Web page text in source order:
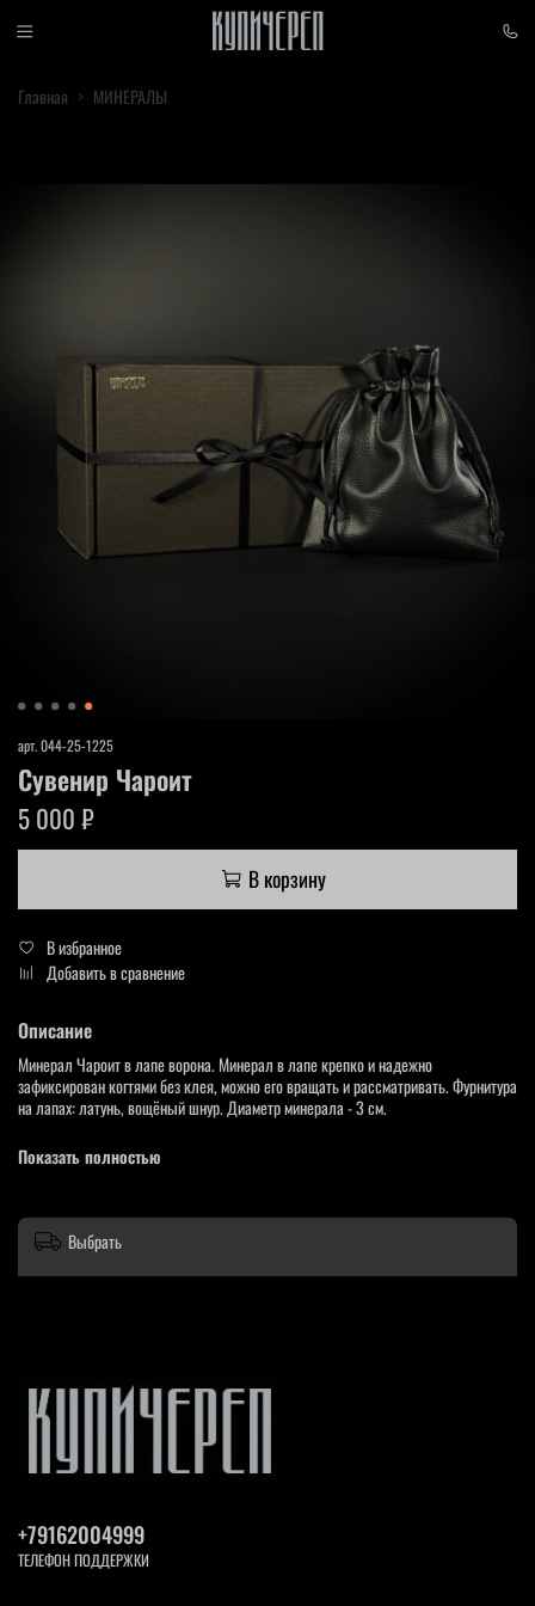
Главная МИНЕРАЛЫ
арт.044-25-1225
Сувенир Чароит
5 000 ₽
В корзину
В избранное
Добавить в сравнение
Описание
Минерал Чароит в лапе ворона. Минерал в лапе крепко и надежно
зафиксирован когтями без клея, можно его вращать и рассматривать. Фурнитура
на лапах: латунь, вощёный шнур. Диаметр минерала - 3 см.
Мы оформили сувенир в коробку с атласной лентой, чтобы вы смогли сделать
подарок себе или кому-то.
вы покупаете именно то, что видите на фото.
Показать полностью
Выбрать
+79162004999
ТЕЛЕФОН ПОДДЕРЖКИ